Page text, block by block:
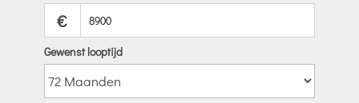
€
Gewenst looptijd